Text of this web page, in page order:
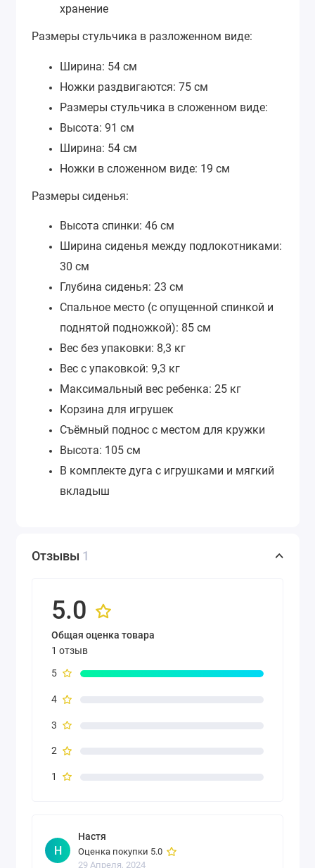
хранение
Размеры стульчика в разложенном виде:
Ширина: 54 см
Ножки раздвигаются: 75 см
Размеры стульчика в сложенном виде:
Высота: 91 см
Ширина: 54 см
Ножки в сложенном виде: 19 см
Размеры сиденья:
Высота спинки: 46 см
Ширина сиденья между подлокотниками:
30 см
Глубина сиденья: 23 см
Спальное место (с опущенной спинкой и
поднятой подножкой): 85 см
Вес без упаковки: 8,3 кг
Вес с упаковкой: 9,3 кг
Максимальный вес ребенка: 25 кг
Корзина для игрушек
Съёмный поднос с местом для кружки
Высота: 105 см
В комплекте дуга с игрушками и мягкий
вкладыш
Отзывы 1
5.0
Общая оценка товара
1 отзыв
5
4
3
2
1
Н
Настя
Оценка покупки 5.0
29 Апреля, 2024